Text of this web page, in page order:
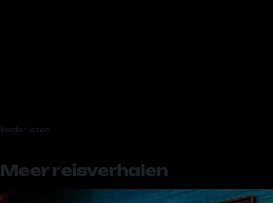
Verder lezen
Meer reisverhalen